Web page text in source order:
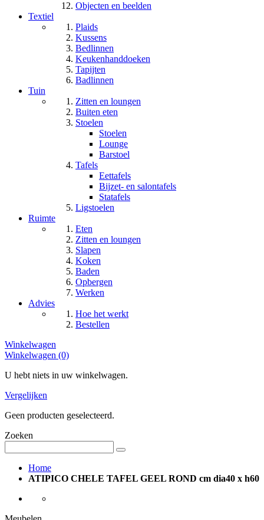
Objecten en beelden
Textiel
Plaids
Kussens
Bedlinnen
Keukenhanddoeken
Tapijten
Badlinnen
Tuin
Zitten en loungen
Buiten eten
Stoelen
Stoelen
Lounge
Barstoel
Tafels
Eettafels
Bijzet- en salontafels
Statafels
Ligstoelen
Ruimte
Eten
Zitten en loungen
Slapen
Koken
Baden
Opbergen
Werken
Advies
Hoe het werkt
Bestellen
Winkelwagen
Winkelwagen (0)
U hebt niets in uw winkelwagen.
Vergelijken
Geen producten geselecteerd.
Zoeken
Home
ATIPICO CHELE TAFEL GEEL ROND cm dia40 x h60